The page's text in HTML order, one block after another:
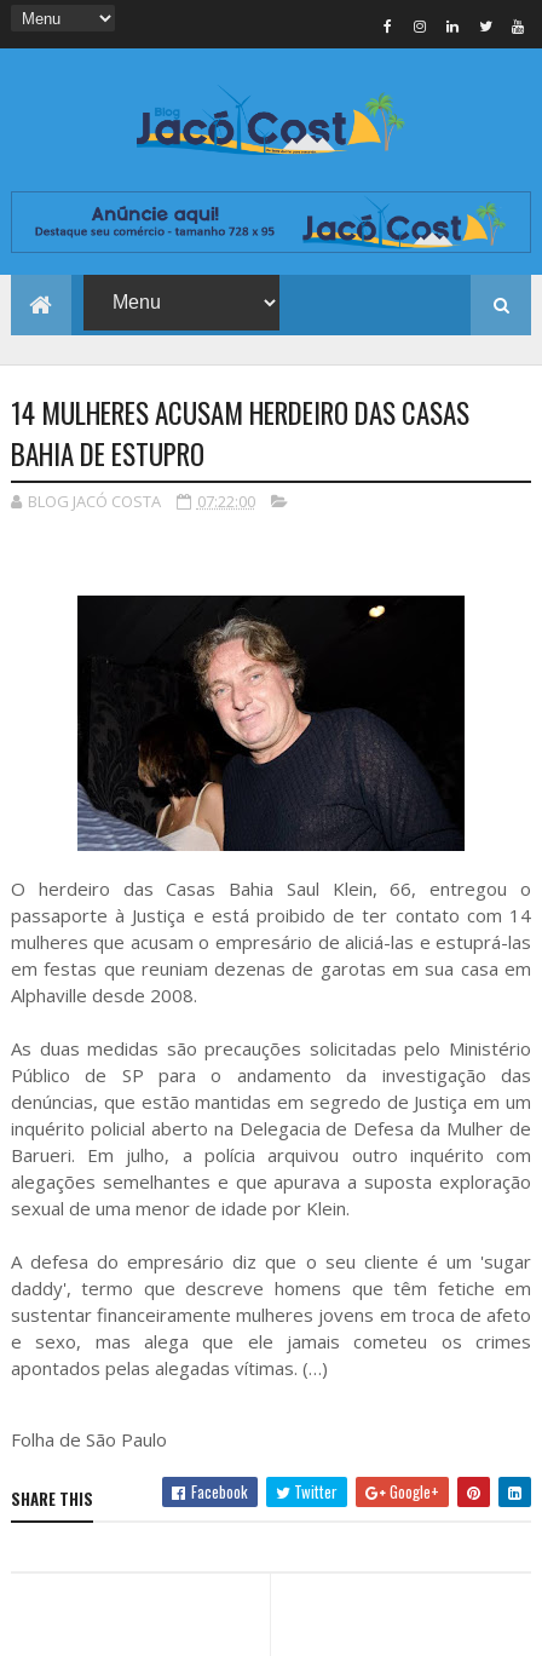
14 MULHERES ACUSAM HERDEIRO DAS CASAS
BAHIA DE ESTUPRO
BLOG JACÓ COSTA 07:22:00
O herdeiro das Casas Bahia Saul Klein, 66, entregou o
passaporte à Justiça e está proibido de ter contato com 14
mulheres que acusam o empresário de aliciá-las e estuprá-las
em festas que reuniam dezenas de garotas em sua casa em
Alphaville desde 2008.
As duas medidas são precauções solicitadas pelo Ministério
Público de SP para o andamento da investigação das
denúncias, que estão mantidas em segredo de Justiça em um
inquérito policial aberto na Delegacia de Defesa da Mulher de
Barueri. Em julho, a polícia arquivou outro inquérito com
alegações semelhantes e que apurava a suposta exploração
sexual de uma menor de idade por Klein.
A defesa do empresário diz que o seu cliente é um 'sugar
daddy', termo que descreve homens que têm fetiche em
sustentar financeiramente mulheres jovens em troca de afeto
e sexo, mas alega que ele jamais cometeu os crimes
apontados pelas alegadas vítimas. (…)
Folha de São Paulo
SHARE THIS Facebook Twitter Google+